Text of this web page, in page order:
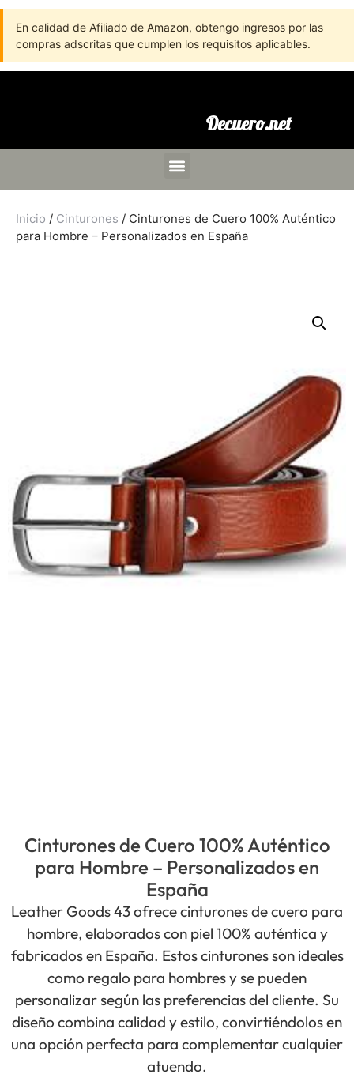
En calidad de Afiliado de Amazon, obtengo ingresos por las
compras adscritas que cumplen los requisitos aplicables.
Decuero.net
Inicio / Cinturones / Cinturones de Cuero 100% Auténtico
para Hombre – Personalizados en España
Cinturones de Cuero 100% Auténtico
para Hombre – Personalizados en
España
Leather Goods 43 ofrece cinturones de cuero para
hombre, elaborados con piel 100% auténtica y
fabricados en España. Estos cinturones son ideales
como regalo para hombres y se pueden
personalizar según las preferencias del cliente. Su
diseño combina calidad y estilo, convirtiéndolos en
una opción perfecta para complementar cualquier
atuendo.